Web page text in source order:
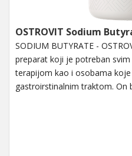
OSTROVIT Sodium
SODIUM BUTYRATE -
preparat koji je potreban
terapijom kao i osobama
gastroirstinalnim traktom. On